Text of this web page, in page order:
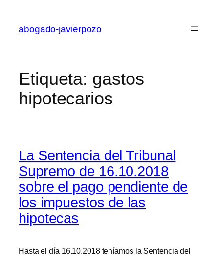
contenido
abogado-javierpozo
Etiqueta: gastos
hipotecarios
La Sentencia del Tribunal
Supremo de 16.10.2018
sobre el pago pendiente de
los impuestos de las
hipotecas
Hasta el día 16.10.2018 teníamos la Sentencia del